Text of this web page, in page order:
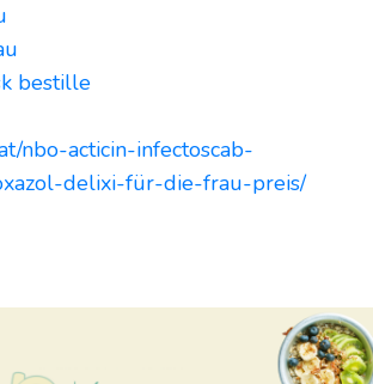
bestille
nbo-acticin-infectoscab-
delixi-für-die-frau-preis/